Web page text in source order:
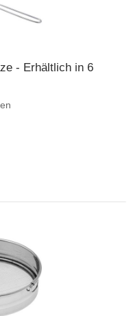
- Erhältlich in 6